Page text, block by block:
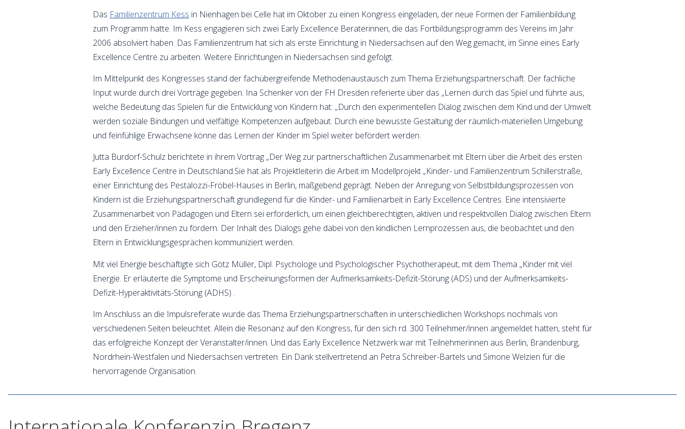
Das Familienzentrum Kess in Nienhagen bei Celle hat im Oktober zu einen Kongress eingeladen, der neue Formen der Familienbildung
zum Programm hatte. Im Kess engagieren sich zwei Early Excellence Beraterinnen, die das Fortbildungsprogramm des Vereins im Jahr
2006 absolviert haben. Das Familienzentrum hat sich als erste Einrichtung in Niedersachsen auf den Weg gemacht, im Sinne eines Early
Excellence Centre zu arbeiten. Weitere Einrichtungen in Niedersachsen sind gefolgt.
Im Mittelpunkt des Kongresses stand der fachübergreifende Methodenaustausch zum Thema Erziehungspartnerschaft. Der fachliche
Input wurde durch drei Vorträge gegeben. Ina Schenker von der FH Dresden referierte über das „Lernen durch das Spiel und führte aus,
welche Bedeutung das Spielen für die Entwicklung von Kindern hat: „Durch den experimentellen Dialog zwischen dem Kind und der Umwelt
werden soziale Bindungen und vielfältige Kompetenzen aufgebaut. Durch eine bewusste Gestaltung der räumlich-materiellen Umgebung
und feinfühlige Erwachsene könne das Lernen der Kinder im Spiel weiter befördert werden.
Jutta Burdorf-Schulz berichtete in ihrem Vortrag „Der Weg zur partnerschaftlichen Zusammenarbeit mit Eltern über die Arbeit des ersten
Early Excellence Centre in Deutschland.Sie hat als Projektleiterin die Arbeit im Modellprojekt „Kinder- und Familienzentrum Schillerstraße,
einer Einrichtung des Pestalozzi-Fröbel-Hauses in Berlin, maßgebend geprägt. Neben der Anregung von Selbstbildungsprozessen von
Kindern ist die Erziehungspartnerschaft grundlegend für die Kinder- und Familienarbeit in Early Excellence Centres. Eine intensivierte
Zusammenarbeit von Pädagogen und Eltern sei erforderlich, um einen gleichberechtigten, aktiven und respektvollen Dialog zwischen Eltern
und den Erzieher/innen zu fördern. Der Inhalt des Dialogs gehe dabei von den kindlichen Lernprozessen aus, die beobachtet und den
Eltern in Entwicklungsgesprächen kommuniziert werden.
Mit viel Energie beschäftigte sich Götz Müller, Dipl. Psychologe und Psychologischer Psychotherapeut, mit dem Thema „Kinder mit viel
Energie. Er erläuterte die Symptome und Erscheinungsformen der Aufmerksamkeits-Defizit-Störung (ADS) und der Aufmerksamkeits-
Defizit-Hyperaktivitäts-Störung (ADHS) .
Im Anschluss an die Impulsreferate wurde das Thema Erziehungspartnerschaften in unterschiedlichen Workshops nochmals von
verschiedenen Seiten beleuchtet. Allein die Resonanz auf den Kongress, für den sich rd. 300 Teilnehmer/innen angemeldet hatten, steht für
das erfolgreiche Konzept der Veranstalter/innen. Und das Early Excellence Netzwerk war mit Teilnehmerinnen aus Berlin, Brandenburg,
Nordrhein-Westfalen und Niedersachsen vertreten. Ein Dank stellvertretend an Petra Schreiber-Bartels und Simone Welzien für die
hervorragende Organisation.